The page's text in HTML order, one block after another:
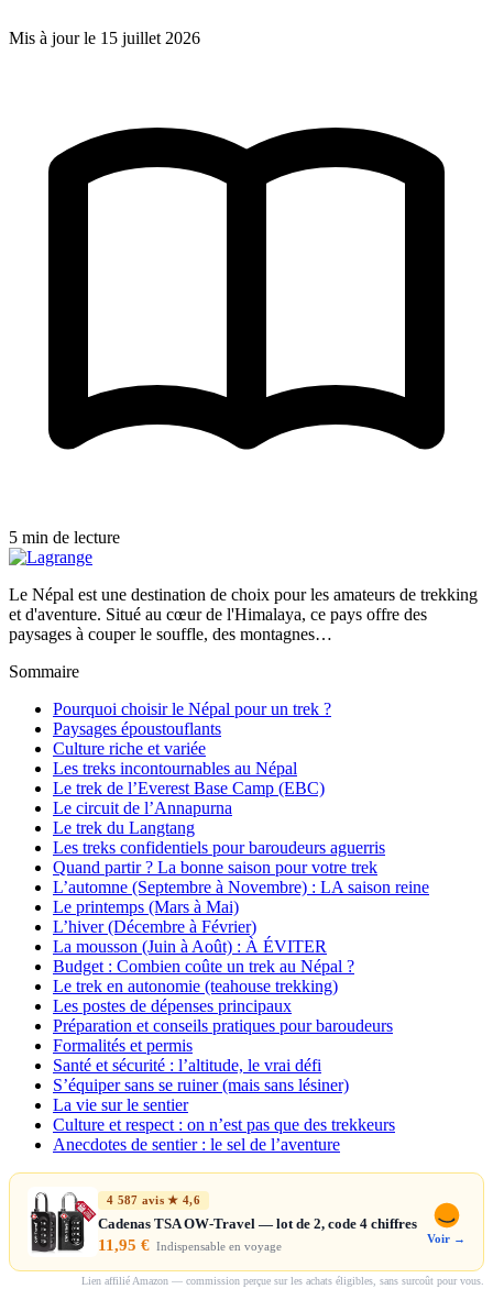
Mis à jour le 15 juillet 2026
5 min de lecture
Le Népal est une destination de choix pour les amateurs de trekking
et d'aventure. Situé au cœur de l'Himalaya, ce pays offre des
paysages à couper le souffle, des montagnes…
Sommaire
Pourquoi choisir le Népal pour un trek ?
Paysages époustouflants
Culture riche et variée
Les treks incontournables au Népal
Le trek de l’Everest Base Camp (EBC)
Le circuit de l’Annapurna
Le trek du Langtang
Les treks confidentiels pour baroudeurs aguerris
Quand partir ? La bonne saison pour votre trek
L’automne (Septembre à Novembre) : LA saison reine
Le printemps (Mars à Mai)
L’hiver (Décembre à Février)
La mousson (Juin à Août) : À ÉVITER
Budget : Combien coûte un trek au Népal ?
Le trek en autonomie (teahouse trekking)
Les postes de dépenses principaux
Préparation et conseils pratiques pour baroudeurs
Formalités et permis
Santé et sécurité : l’altitude, le vrai défi
S’équiper sans se ruiner (mais sans lésiner)
La vie sur le sentier
Culture et respect : on n’est pas que des trekkeurs
Anecdotes de sentier : le sel de l’aventure
4 587 avis ★ 4,6
Cadenas TSA OW-Travel — lot de 2, code 4 chiffres
11,95 € Indispensable en voyage
Voir →
Lien affilié Amazon — commission perçue sur les achats éligibles, sans surcoût pour vous.